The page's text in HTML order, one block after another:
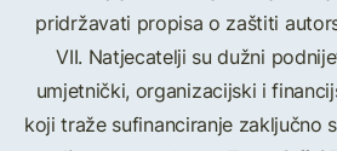
pridržavati propisa o zaštiti
VII. Natjecatelji su dužni
umjetnički, organizacijski i
koji traže sufinanciranje zaključno s